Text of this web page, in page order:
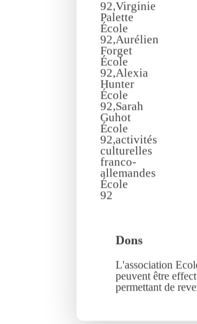
Dons
L'association
peuvent être
permettant de